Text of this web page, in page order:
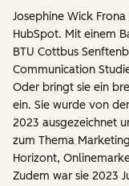
Josephine Wick
HubSpot. Mit einem
BTU Cottbus
Communication
Oder bringt sie ein
ein. Sie wurde von
2023 ausgezeichnet
zum Thema
Horizont,
Zudem war sie 2023